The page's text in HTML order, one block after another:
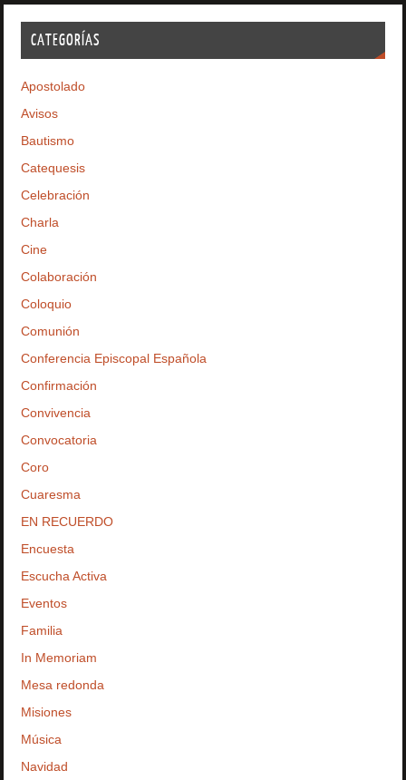
CATEGORÍAS
Apostolado
Avisos
Bautismo
Catequesis
Celebración
Charla
Cine
Colaboración
Coloquio
Comunión
Conferencia Episcopal Española
Confirmación
Convivencia
Convocatoria
Coro
Cuaresma
EN RECUERDO
Encuesta
Escucha Activa
Eventos
Familia
In Memoriam
Mesa redonda
Misiones
Música
Navidad